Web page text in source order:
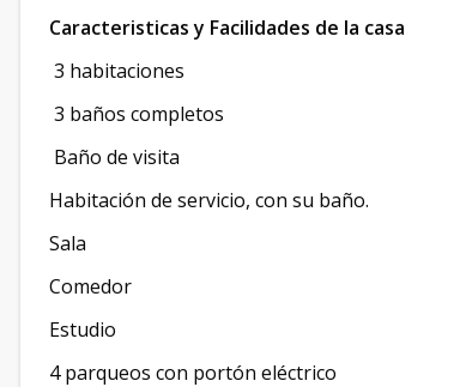
Caracteristicas y Facilidades de la casa
3 habitaciones
3 baños completos
Baño de visita
Habitación de servicio, con su baño.
Sala
Comedor
Estudio
4 parqueos con portón eléctrico